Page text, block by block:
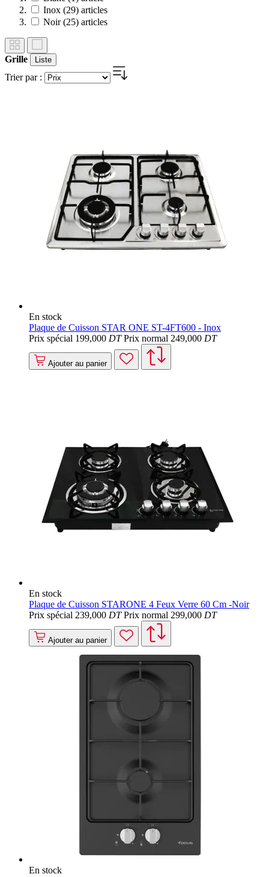
Inox (29) articles
Noir (25) articles
Grille Liste
Trier par :
En stock
Plaque de Cuisson STAR ONE ST-4FT600 - Inox
Prix spécial 199,000 DT Prix normal 249,000 DT
Ajouter au panier
En stock
Plaque de Cuisson STARONE 4 Feux Verre 60 Cm -Noir
Prix spécial 239,000 DT Prix normal 299,000 DT
Ajouter au panier
En stock